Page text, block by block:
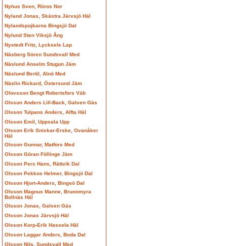
Nyhus Sven, Röros Nor
Nyland Jonas, Skästra Järvsjö Häl
Nylandspojkarna Bingsjö Dal
Nylund Sten Viksjö Ång
Nystedt Fritz, Lycksele Lap
Näsberg Sören Sundsvall Med
Näslund Anselm Stugun Jäm
Näslund Bertil, Alnö Med
Näslin Rickard, Östersund Jäm
Olovsson Bengt Robertsfors Väb
Olsson Anders Lill-Back, Galven Gäs
Olsson Tulpans Anders, Alfta Häl
Olsson Emil, Uppsala Upp
Olsson Erik Snickar-Erske, Ovanåker
Häl
Olsson Gunnar, Matfors Med
Olsson Göran Föllinge Jäm
Olsson Pers Hans, Rättvik Dal
Olsson Pekkos Helmer, Bingsjö Dal
Olsson Hjort-Anders, Bingsö Dal
Olsson Magnus Manne, Brunnmyra
Bollnäs Häl
Olsson Jonas, Galven Gäs
Olsson Jonas Järvsjö Häl
Olsson Korp-Erik Hassela Häl
Olsson Laggar Anders, Boda Dal
Olsson Nils, Sundsvall Med